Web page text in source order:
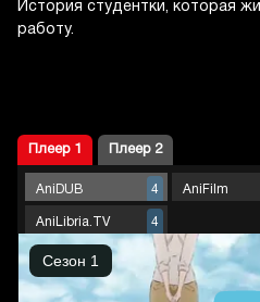
История студентки, которая
работу.
Плеер 1 Плеер 2
AniDUB 4 AniFilm
AniLibria.TV 4